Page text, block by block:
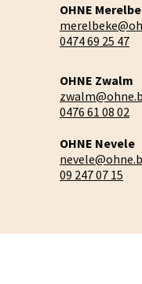
OHNE
0474 69 25 47
OHNE Zwalm
0476 61 08 02
OHNE Nevele
09 247 07 15